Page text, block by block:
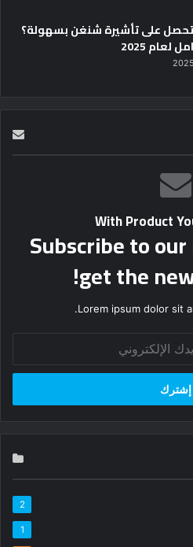
على تأشيرة شنغن بسهولة؟
2025
With Product
Subscribe to
get the
Lorem ipsum dolor sit
2
1